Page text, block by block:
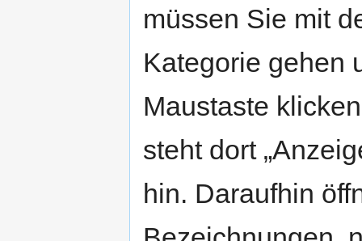
müssen Sie mit
Kategorie gehen
Maustaste
steht dort
hin. Daraufhin